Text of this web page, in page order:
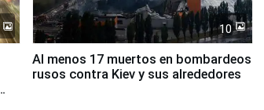
10
Al menos 17 muertos en bombardeos
rusos contra Kiev y sus alrededores